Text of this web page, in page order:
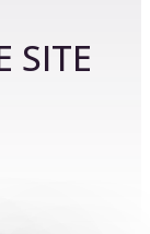
SITE